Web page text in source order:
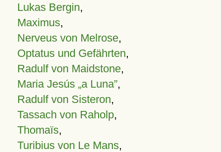
Lukas Bergin,
Maximus,
Nerveus von Melrose,
Optatus und Gefährten,
Radulf von Maidstone,
Maria Jesús „a Luna”,
Radulf von Sisteron,
Tassach von Raholp,
Thomaïs,
Turibius von Le Mans,